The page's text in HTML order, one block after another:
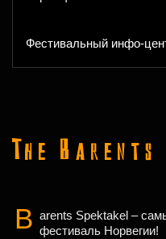
Фестивальный инфо-
The Barents
B arents Spektakel –
фестиваль Норвегии!